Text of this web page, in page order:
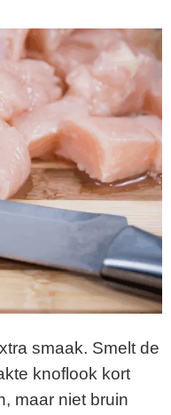
smaak. Smelt de
knoflook kort
maar niet bruin